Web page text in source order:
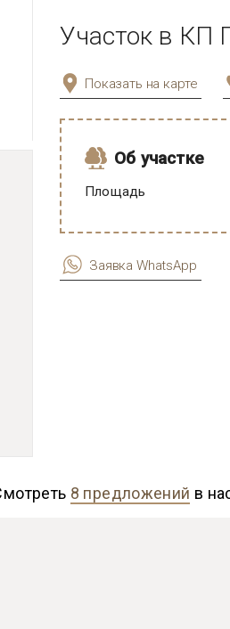
Участок в КП
Показать на карте
Об участке
Площадь
Заявка WhatsApp
8 предложений в